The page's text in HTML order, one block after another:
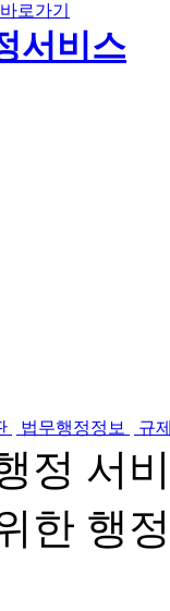
로가기
법무행정정보 규
정 서
한 행